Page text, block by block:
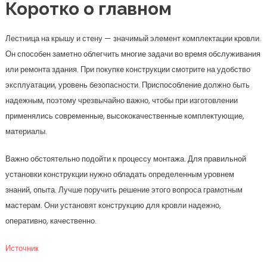
Коротко о главном
Лестница на крышу и стену — значимый элемент комплектации кровли.
Он способен заметно облегчить многие задачи во время обслуживания
или ремонта здания. При покупке конструкции смотрите на удобство
эксплуатации, уровень безопасности. Приспособление должно быть
надежным, поэтому чрезвычайно важно, чтобы при изготовлении
применялись современные, высококачественные комплектующие,
материалы.
Важно обстоятельно подойти к процессу монтажа. Для правильной
установки конструкции нужно обладать определенным уровнем
знаний, опыта. Лучше поручить решение этого вопроса грамотным
мастерам. Они установят конструкцию для кровли надежно,
оперативно, качественно.
Источник